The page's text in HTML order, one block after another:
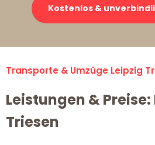
Kostenlos &
Transporte & Umzüge Leipzig
Leistungen &
Triesen